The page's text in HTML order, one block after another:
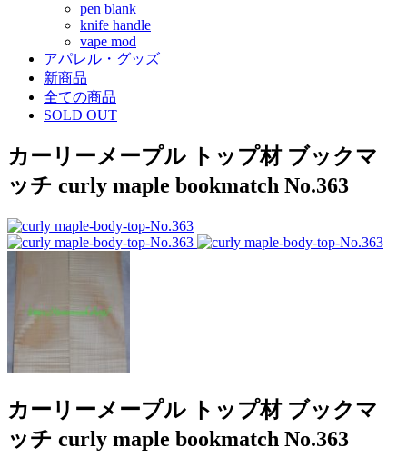
pen blank
knife handle
vape mod
アパレル・グッズ
新商品
全ての商品
SOLD OUT
カーリーメープル トップ材 ブックマ
ッチ curly maple bookmatch No.363
カーリーメープル トップ材 ブックマ
ッチ curly maple bookmatch No.363